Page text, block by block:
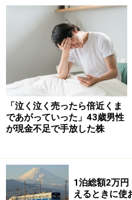
配偶者の年金や収入：年
100万円（年額）
「年金だけでは生
現在の年金額について満足
していない」と回答した今
その理由として「住宅ロ
ので、年金だけでは生活
す。
「泣く泣く売ったら倍近くま
であがっていった」43歳男性
が現金不足で手放した株
1泊総額2万円
えるときに使